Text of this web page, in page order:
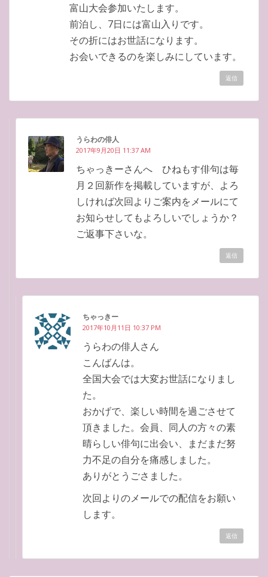
富山大会参加いたします。
前泊し、7日には富山入りです。
その折にはお世話になります。
お会いできるのを楽しみにしています。
返信
うらわの俳人
2017年9月20日 11:37 AM
ちゃっきーさんへ ひねもす俳句は毎
月２回新作を掲載していますが、よろ
しければ次回よりご案内をメールにて
お知らせしてもよろしいでしょうか？
ご返事下さいな。
返信
ちゃっきー
2017年10月11日 10:37 PM
うらわの俳人さん
こんばんは。
全国大会では大変お世話になりまし
た。
おかげで、楽しい時間を過ごさせて
頂きました。会員、同人の方々の素
晴らしい俳句に出会い、まだまだ努
力不足の自分を痛感しました。
ありがとうごさました。
次回よりのメールでの配信をお願い
します。
返信